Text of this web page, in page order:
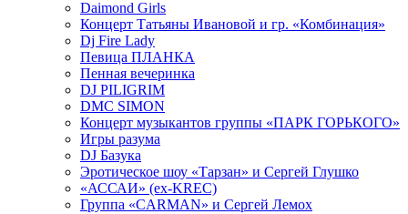
Daimond Girls
Концерт Татьяны Ивановой и гр. «Комбинация»
Dj Fire Lady
Певица ПЛАНКА
Пенная вечеринка
DJ PILIGRIM
DMC SIMON
Концерт музыкантов группы «ПАРК ГОРЬКОГО»
Игры разума
DJ Базука
Эротическое шоу «Тарзан» и Сергей Глушко
«АССАИ» (ex-KREC)
Группа «CARMAN» и Сергей Лемох